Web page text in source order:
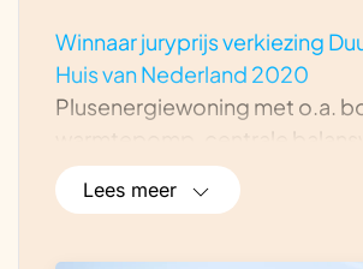
Winnaar juryprijs verkiezing
Huis van Nederland 2020
Plusenergiewoning met o.a.
regenwater hergebruik,
slimme laadpaal en
Lees meer